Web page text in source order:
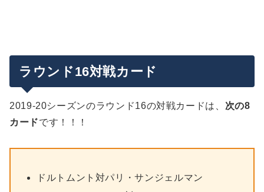
ラウンド16対戦カード
2019-20シーズンのラウンド16の対戦カードは、 次の8
カードです！！！
ドルトムント対パリ・サンジェルマン